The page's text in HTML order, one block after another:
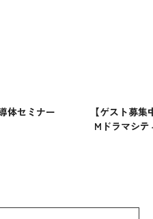
体セミナー
【ゲスト募集
Mドラマシテ